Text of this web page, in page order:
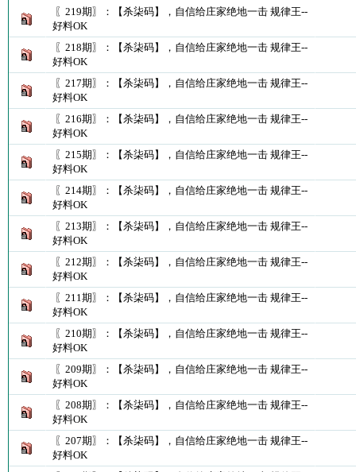
〖219期〗：【杀柒码】，自信给庄家绝地一击 规律王--
好料OK
〖218期〗：【杀柒码】，自信给庄家绝地一击 规律王--
好料OK
〖217期〗：【杀柒码】，自信给庄家绝地一击 规律王--
好料OK
〖216期〗：【杀柒码】，自信给庄家绝地一击 规律王--
好料OK
〖215期〗：【杀柒码】，自信给庄家绝地一击 规律王--
好料OK
〖214期〗：【杀柒码】，自信给庄家绝地一击 规律王--
好料OK
〖213期〗：【杀柒码】，自信给庄家绝地一击 规律王--
好料OK
〖212期〗：【杀柒码】，自信给庄家绝地一击 规律王--
好料OK
〖211期〗：【杀柒码】，自信给庄家绝地一击 规律王--
好料OK
〖210期〗：【杀柒码】，自信给庄家绝地一击 规律王--
好料OK
〖209期〗：【杀柒码】，自信给庄家绝地一击 规律王--
好料OK
〖208期〗：【杀柒码】，自信给庄家绝地一击 规律王--
好料OK
〖207期〗：【杀柒码】，自信给庄家绝地一击 规律王--
好料OK